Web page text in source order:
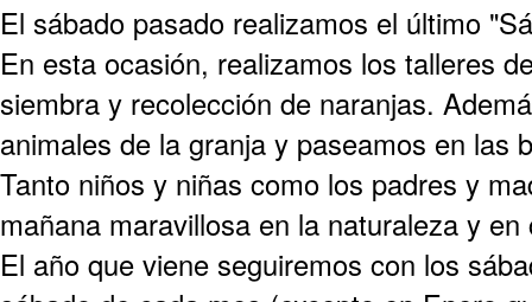
El sábado pasado realizamos el último
En esta ocasión, realizamos los talleres
siembra y recolección de naranjas.
animales de la granja y paseamos en las
Tanto niños y niñas como los padres y
mañana maravillosa en la naturaleza y
El año que viene seguiremos con los